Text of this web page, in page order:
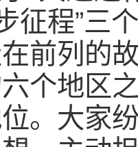
征程”三
前列的
个地区
。大家